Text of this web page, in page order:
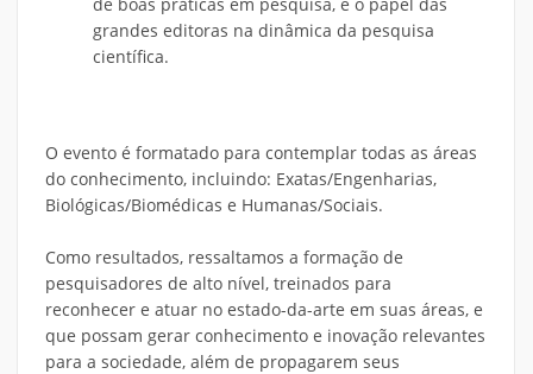
grandes editoras na dinâmica da pesquisa
científica.
O evento é formatado para contemplar todas as áreas
do conhecimento, incluindo: Exatas/Engenharias,
Biológicas/Biomédicas e Humanas/Sociais.
Como resultados, ressaltamos a formação de
pesquisadores de alto nível, treinados para
reconhecer e atuar no estado-da-arte em suas áreas, e
que possam gerar conhecimento e inovação relevantes
para a sociedade, além de propagarem seus